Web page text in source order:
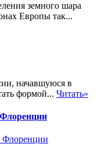
земного шара
Европы так...
начавшуюся в
формой... Читать»